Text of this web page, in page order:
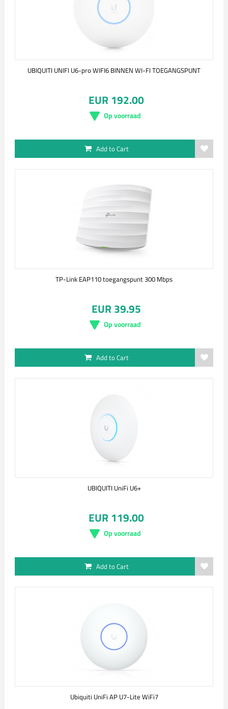
UBIQUITI UNIFI U6-pro WIFI6 BINNEN WI-FI TOEGANGSPUNT
EUR 192.00
Op voorraad
Add to Cart
TP-Link EAP110 toegangspunt 300 Mbps
EUR 39.95
Op voorraad
Add to Cart
UBIQUITI UniFi U6+
EUR 119.00
Op voorraad
Add to Cart
Ubiquiti UniFi AP U7-Lite WiFi7